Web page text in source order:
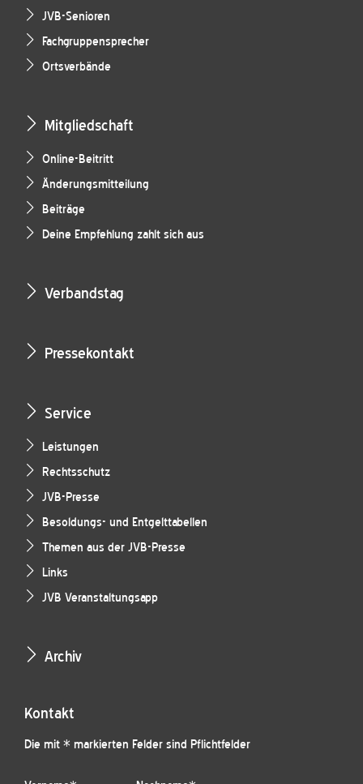
JVB-Senioren
Fachgruppensprecher
Ortsverbände
Mitgliedschaft
Online-Beitritt
Änderungsmitteilung
Beiträge
Deine Empfehlung zahlt sich aus
Verbandstag
Pressekontakt
Service
Leistungen
Rechtsschutz
JVB-Presse
Besoldungs- und Entgelttabellen
Themen aus der JVB-Presse
Links
JVB Veranstaltungsapp
Archiv
Kontakt
Die mit * markierten Felder sind Pflichtfelder